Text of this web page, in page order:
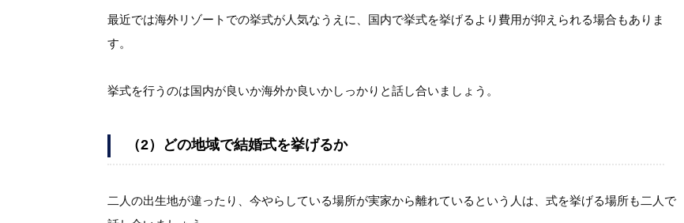
最近では海外リゾートでの挙式が人気なうえに、国内で挙式を挙げるより費用が抑えられる場合もありま
す。
挙式を行うのは国内が良いか海外か良いかしっかりと話し合いましょう。
（2） どの地域で結婚式を挙げるか
二人の出生地が違ったり、今やらしている場所が実家から離れているという人は、式を挙げる場所も二人で